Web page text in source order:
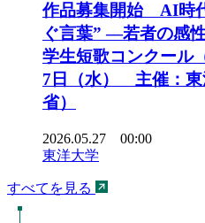
作品募集開始 AI時
ぐ言葉” ―若者の感
学生短歌コンクール
7日（水） 主催：東
省）
2026.05.27 00:00
東洋大学
すべてを見る